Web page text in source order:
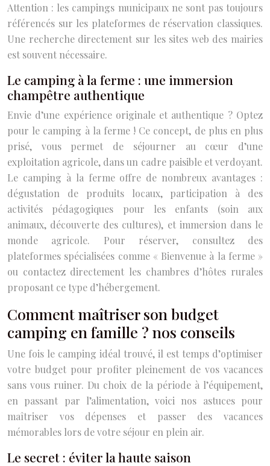
Attention : les campings municipaux ne sont pas toujours
référencés sur les plateformes de réservation classiques.
Une recherche directement sur les sites web des mairies
est souvent nécessaire.
Le camping à la ferme : une immersion
champêtre authentique
Envie d’une expérience originale et authentique ? Optez
pour le camping à la ferme ! Ce concept, de plus en plus
prisé, vous permet de séjourner au cœur d’une
exploitation agricole, dans un cadre paisible et verdoyant.
Le camping à la ferme offre de nombreux avantages :
dégustation de produits locaux, participation à des
activités pédagogiques pour les enfants (soin aux
animaux, découverte des cultures), et immersion dans le
monde agricole. Pour réserver, consultez des
plateformes spécialisées comme « Bienvenue à la ferme »
ou contactez directement les chambres d’hôtes rurales
proposant ce type d’hébergement.
Comment maîtriser son budget
camping en famille ? nos conseils
Une fois le camping idéal trouvé, il est temps d’optimiser
votre budget pour profiter pleinement de vos vacances
sans vous ruiner. Du choix de la période à l’équipement,
en passant par l’alimentation, voici nos astuces pour
maîtriser vos dépenses et passer des vacances
mémorables lors de votre séjour en plein air.
Le secret : éviter la haute saison